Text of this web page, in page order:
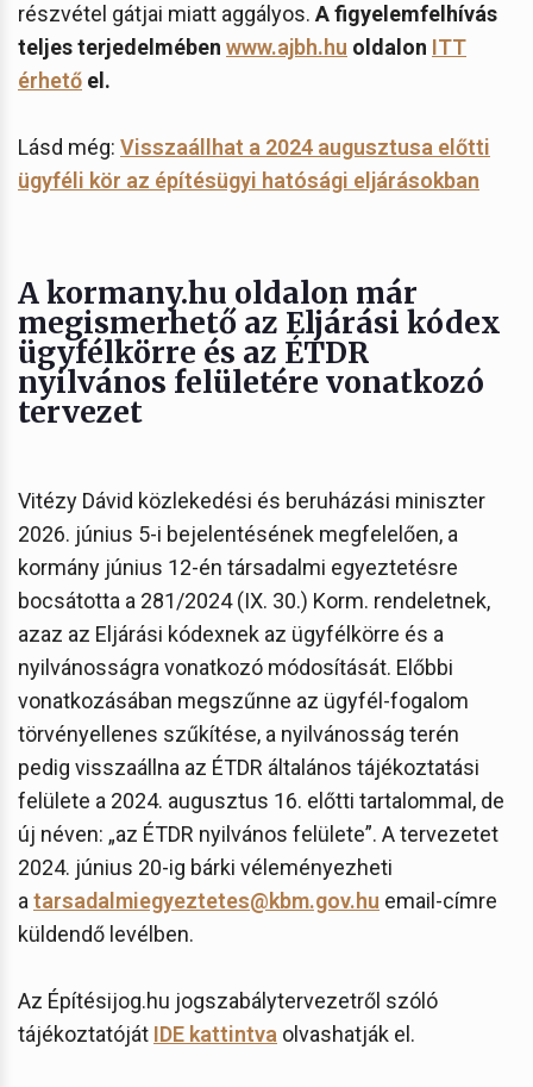
részvétel gátjai miatt aggályos. A figyelemfelhívás
teljes terjedelmében www.ajbh.hu oldalon ITT
érhető el.
Lásd még: Visszaállhat a 2024 augusztusa előtti
ügyféli kör az építésügyi hatósági eljárásokban
A kormany.hu oldalon már
megismerhető az Eljárási kódex
ügyfélkörre és az ÉTDR
nyilvános felületére vonatkozó
tervezet
Vitézy Dávid közlekedési és beruházási miniszter
2026. június 5-i bejelentésének megfelelően, a
kormány június 12-én társadalmi egyeztetésre
bocsátotta a 281/2024 (IX. 30.) Korm. rendeletnek,
azaz az Eljárási kódexnek az ügyfélkörre és a
nyilvánosságra vonatkozó módosítását. Előbbi
vonatkozásában megszűnne az ügyfél-fogalom
törvényellenes szűkítése, a nyilvánosság terén
pedig visszaállna az ÉTDR általános tájékoztatási
felülete a 2024. augusztus 16. előtti tartalommal, de
új néven: „az ÉTDR nyilvános felülete”. A tervezetet
2024. június 20-ig bárki véleményezheti
atarsadalmiegyeztetes@kbm.gov.hu email-címre
küldendő levélben.
Az Építésijog.hu jogszabálytervezetről szóló
tájékoztatóját IDE kattintva olvashatják el.